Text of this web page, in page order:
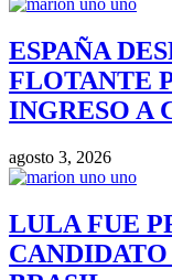
ESPAÑA
FLOTANTE
INGRESO A
agosto 3, 2026
LULA FUE